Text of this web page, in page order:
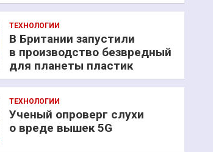
ТЕХНОЛОГИИ
В Британии запустили
в производство безвредный
для планеты пластик
ТЕХНОЛОГИИ
Ученый опроверг слухи
о вреде вышек 5G